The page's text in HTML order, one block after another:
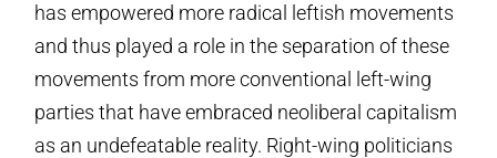
has empowered more radical leftish movements
and thus played a role in the separation of these
movements from more conventional left-wing
parties that have embraced neoliberal capitalism
as an undefeatable reality. Right-wing politicians